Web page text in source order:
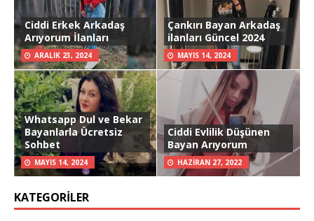
Ciddi Erkek Arkadaş
Arıyorum İlanları
ARALIK 23, 2024
Çankırı Bayan Arkadaş
ilanları Güncel 2024
MAYIS 14, 2024
Whatsapp Dul ve Bekar
Bayanlarla Ücretsiz
Sohbet
MAYIS 14, 2024
Ciddi Evlilik Düşünen
Bayan Arıyorum
HAZIRAN 27, 2022
KATEGORILER